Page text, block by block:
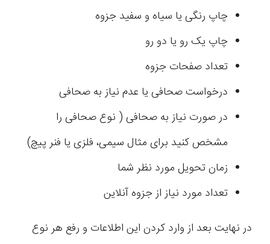
چاپ رنگی یا سیاه و سفید جزوه
چاپ یک رو یا دو رو
تعداد صفحات جزوه
درخواست صحافی یا عدم نیاز به صحافی
در صورت نیاز به صحافی ( نوع صحافی را
مشخص کنید برای مثال سیمی، فلزی یا فنر پیچ)
زمان تحویل مورد نظر شما
تعداد مورد نیاز از جزوه آنلاین
در نهایت بعد از وارد کردن این اطلاعات و رفع هر نوع